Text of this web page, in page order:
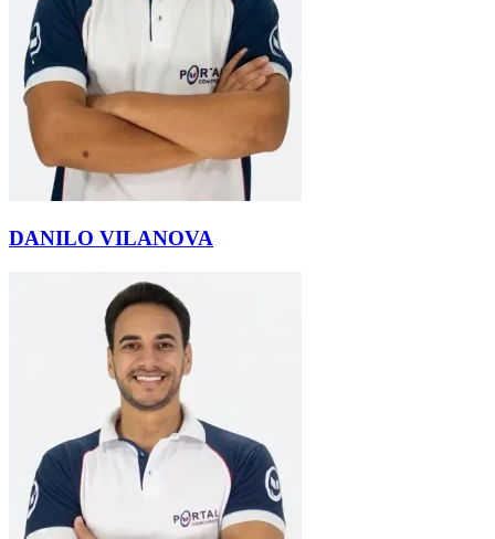
DANILO VILANOVA